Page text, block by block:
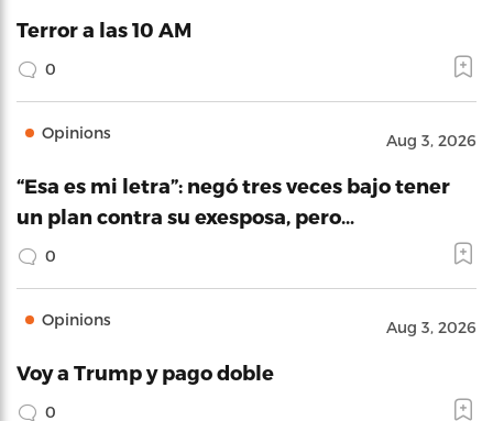
Terror a las 10 AM
0
Opinions Aug 3, 2026
“Esa es mi letra”: negó tres veces bajo tener
un plan contra su exesposa, pero…
0
Opinions Aug 3, 2026
Voy a Trump y pago doble
0